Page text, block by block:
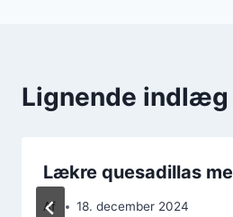
Lignende indlæg
Lækre quesadillas
Af 18. december 2024